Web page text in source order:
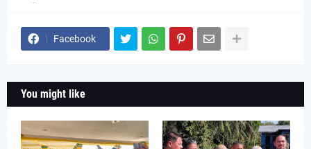
Facebook
You might like